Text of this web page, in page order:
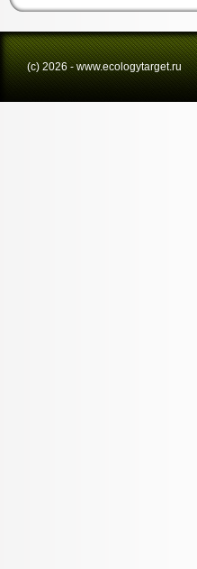
(с) 2026 - www.ecologytarget.ru